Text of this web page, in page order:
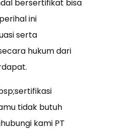
bersertifikat bisa
ini
serta
hukum dari
tidak butuh
kami PT